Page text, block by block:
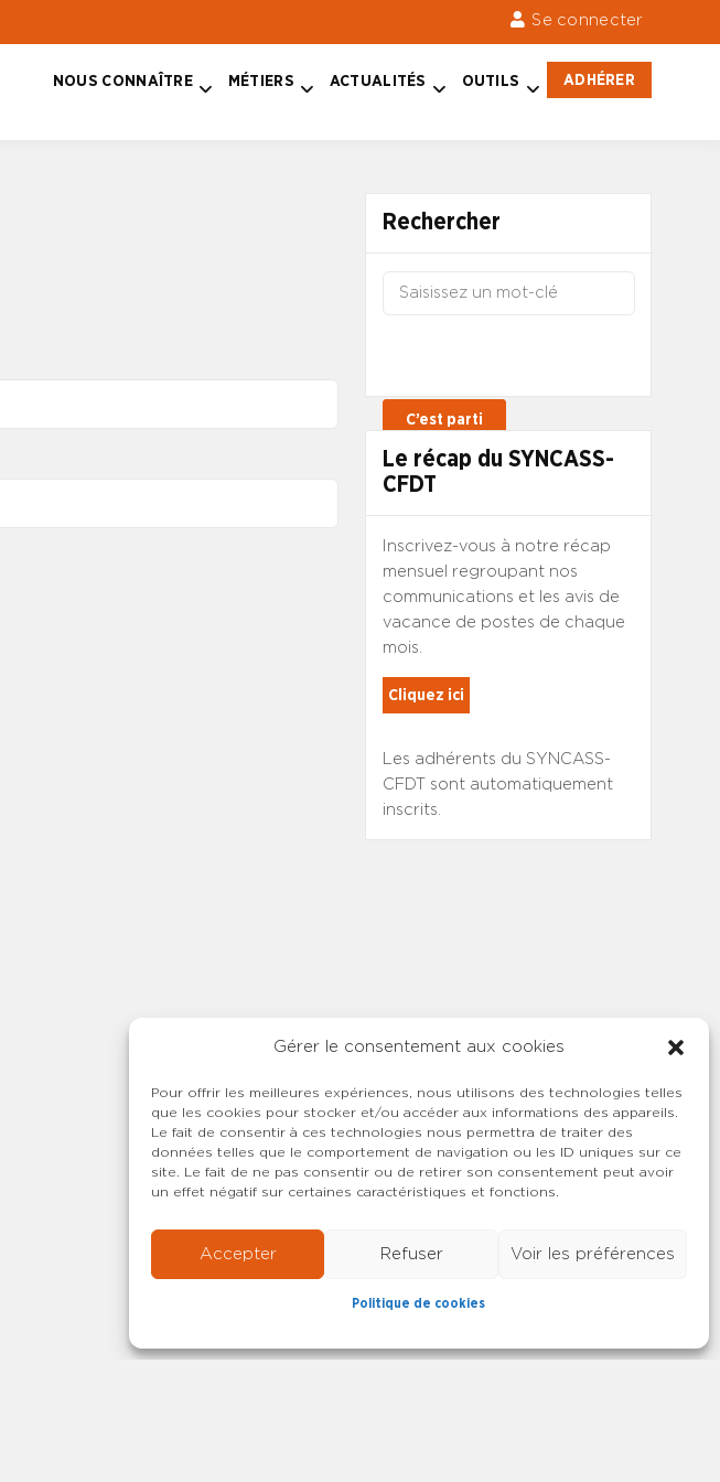
Gérer le consentement aux cookies
Pour offrir les meilleures expériences, nous utilisons des technologies telles
que les cookies pour stocker et/ou accéder aux informations des appareils.
Le fait de consentir à ces technologies nous permettra de traiter des
données telles que le comportement de navigation ou les ID uniques sur ce
site. Le fait de ne pas consentir ou de retirer son consentement peut avoir
un effet négatif sur certaines caractéristiques et fonctions.
Accepter Refuser Voir les préférences
Politique de cookies
Se connecter
NOUS CONNAÎTRE MÉTIERS ACTUALITÉS OUTILS ADHÉRER
Rechercher
Le récap du SYNCASS-
CFDT
Inscrivez-vous à notre récap
mensuel regroupant nos
communications et les avis de
vacance de postes de chaque
mois.
Cliquez ici
Les adhérents du SYNCASS-
CFDT sont automatiquement
inscrits.